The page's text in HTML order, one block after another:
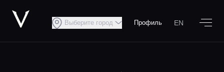
Выберите город Профиль EN